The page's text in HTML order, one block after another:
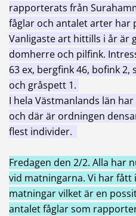
rapporterats från
fåglar och antalet arter har
Vanligaste art hittills i år är
domherre och pilfink.
63 ex, bergfink 46, bofink 2,
och gråspett 1.
I hela Västmanlands län
och där är ordningen
flest individer.
Fredagen den 2/2. Alla har
vid matningarna. Vi har
matningar vilket är en
antalet fåglar som